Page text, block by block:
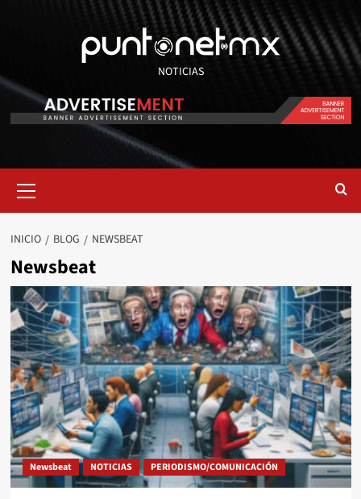
NOTICIAS
INICIO BLOG NEWSBEAT
Newsbeat
Newsbeat NOTICIAS PERIODISMO/COMUNICACIÓN